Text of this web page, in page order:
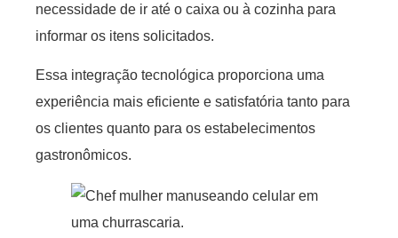
necessidade de ir até o caixa ou à cozinha para
informar os itens solicitados.
Essa integração tecnológica proporciona uma
experiência mais eficiente e satisfatória tanto para
os clientes quanto para os estabelecimentos
gastronômicos.